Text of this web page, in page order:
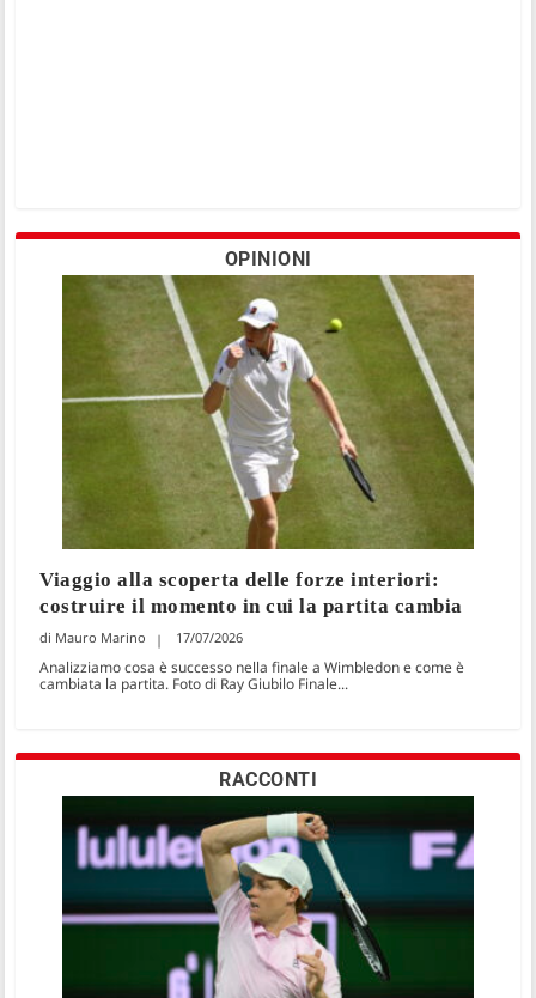
OPINIONI
Viaggio alla scoperta delle forze interiori:
costruire il momento in cui la partita cambia
Mauro Marino 17/07/2026
Analizziamo cosa è successo nella finale a Wimbledon e come è
cambiata la partita. Foto di Ray Giubilo Finale...
RACCONTI